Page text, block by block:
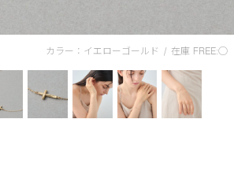
カラー：イエローゴールド / 在庫 FREE:◯